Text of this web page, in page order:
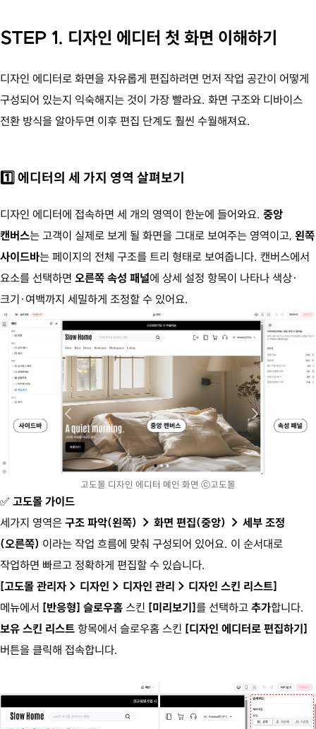
STEP 1. 디자인 에디터 첫 화면 이해하기
디자인 에디터로 화면을 자유롭게 편집하려면 먼저 작업 공간이 어떻게
구성되어 있는지 익숙해지는 것이 가장 빨라요. 화면 구조와 디바이스
전환 방식을 알아두면 이후 편집 단계도 훨씬 수월해져요.
1️⃣ 에디터의 세 가지 영역 살펴보기
디자인 에디터에 접속하면 세 개의 영역이 한눈에 들어와요. 중앙
캔버스는 고객이 실제로 보게 될 화면을 그대로 보여주는 영역이고, 왼쪽
사이드바는 페이지의 전체 구조를 트리 형태로 보여줍니다. 캔버스에서
요소를 선택하면 오른쪽 속성 패널에 상세 설정 항목이 나타나 색상·
크기·여백까지 세밀하게 조정할 수 있어요.
고도몰 디자인 에디터 메인 화면 ⓒ고도몰
✅ 고도몰 가이드
세가지 영역은 구조 파악(왼쪽) → 화면 편집(중앙) → 세부 조정
(오른쪽) 이라는 작업 흐름에 맞춰 구성되어 있어요. 이 순서대로
작업하면 빠르고 정확하게 편집할 수 있습니다.
[고도몰 관리자 > 디자인 > 디자인 관리 > 디자인 스킨 리스트]
메뉴에서 [반응형] 슬로우홈 스킨 [미리보기]를 선택하고 추가합니다.
보유 스킨 리스트 항목에서 슬로우홈 스킨 [디자인 에디터로 편집하기]
버튼을 클릭해 접속합니다.